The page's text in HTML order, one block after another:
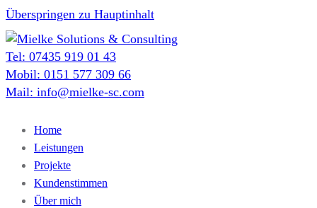
Überspringen zu Hauptinhalt
Tel: 07435 919 01 43
Mobil: 0151 577 309 66
Mail: info@mielke-sc.com
Home
Leistungen
Projekte
Kundenstimmen
Über mich